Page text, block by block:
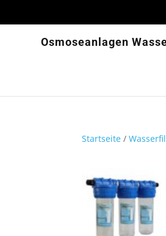
Osmoseanlagen
Startseite /